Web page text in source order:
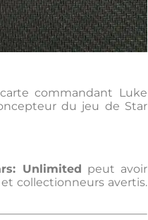
commandant Luke
du jeu de Star
Unlimited peut avoir
collectionneurs avertis.